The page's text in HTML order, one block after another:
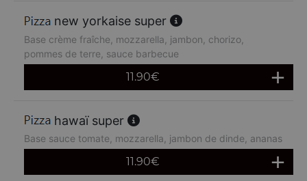
new yorkaise super
Base crème fraîche, mozzarella, jambon, chorizo,
pommes de terre, sauce barbecue
11.90€
hawaï super
Base sauce tomate, mozzarella, jambon de dinde, ananas
11.90€